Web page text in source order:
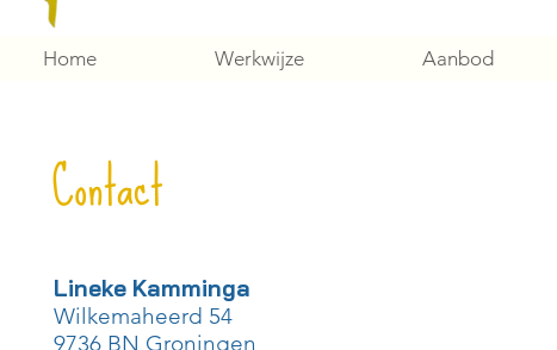
Home Werkwijze Aanbod
Contact
Lineke Kamminga
Wilkemaheerd 54
9736 BN Groningen